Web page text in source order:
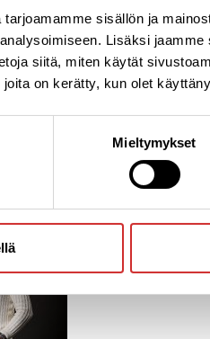
tarjoamamme sisällön ja
Lisäksi
siitä, miten käytät
on kerätty, kun olet
Mieltymykset